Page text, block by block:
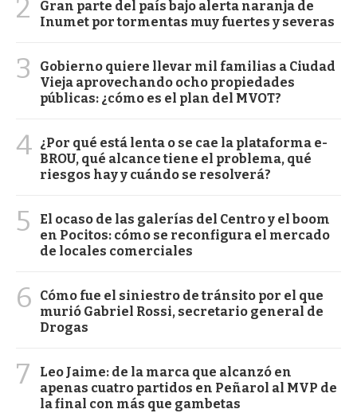
2
Gran parte del país bajo alerta naranja de
Inumet por tormentas muy fuertes y severas
3
Gobierno quiere llevar mil familias a Ciudad
Vieja aprovechando ocho propiedades
públicas: ¿cómo es el plan del MVOT?
4 ¿Por qué está lenta o se cae la plataforma e-
BROU, qué alcance tiene el problema, qué
riesgos hay y cuándo se resolverá?
5
El ocaso de las galerías del Centro y el boom
en Pocitos: cómo se reconfigura el mercado
de locales comerciales
6
Cómo fue el siniestro de tránsito por el que
murió Gabriel Rossi, secretario general de
Drogas
7
Leo Jaime: de la marca que alcanzó en
apenas cuatro partidos en Peñarol al MVP de
la final con más que gambetas